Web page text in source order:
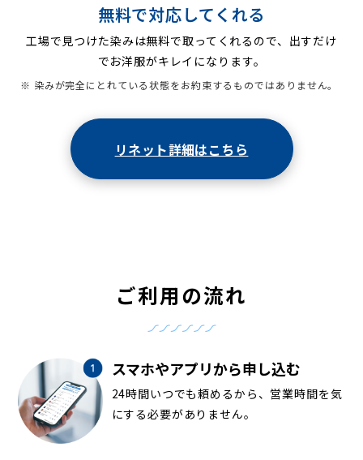
無料で対応してくれる
工場で見つけた染みは無料で取ってくれるので、出すだけ
でお洋服がキレイになります。
※ 染みが完全にとれている状態をお約束するものではありません。
リネット詳細はこちら
ご利用の流れ
スマホやアプリから申し込む
24時間いつでも頼めるから、営業時間を気
にする必要がありません。